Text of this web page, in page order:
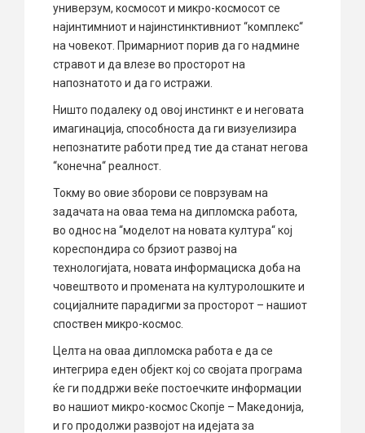
универзум, космосот и микро-космосот се
најинтимниот и најинстинктивниот “комплекс“
на човекот. Примарниот порив да го надмине
стравот и да влезе во просторот на
напознатото и да го истражи.
Ништо подалеку од овој инстинкт е и неговата
имагинација, способноста да ги визуелизира
непознатите работи пред тие да станат негова
“конечна“ реалност.
Токму во овие зборови се поврзувам на
задачата на оваа тема на дипломска работа,
во однос на “моделот на новата култура“ кој
кореспондира со брзиот развој на
технологијата, новата информациска доба на
човештвото и промената на културолошките и
социјалните парадигми за просторот – нашиот
споствен микро-космос.
Целта на оваа дипломска работа е да се
интегрира еден објект кој со својата програма
ќе ги поддржи веќе постоечките информации
во нашиот микро-космос Скопје – Македонија,
и го продолжи развојот на идејата за